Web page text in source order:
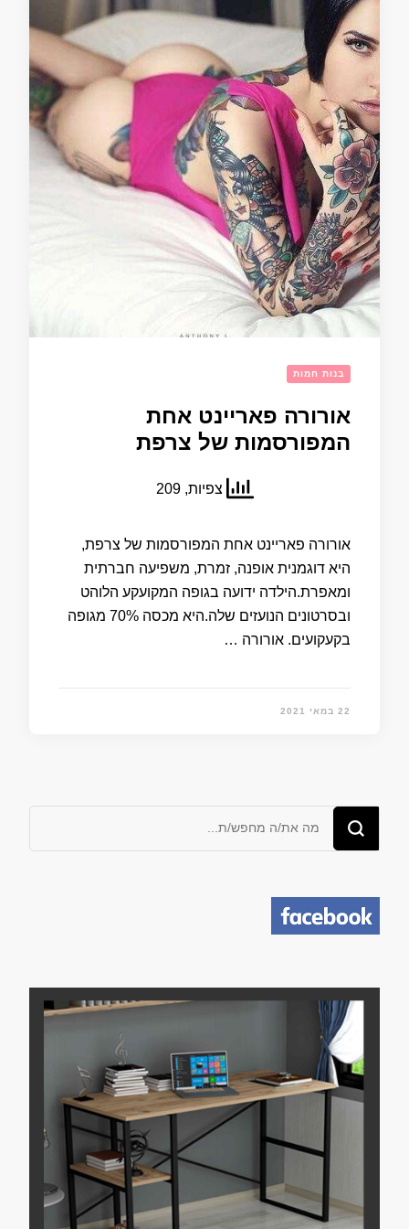
בנות חמות
אורורה פאריינט אחת
המפורסמות של צרפת
צפיות, 209
אורורה פאריינט אחת המפורסמות של צרפת,
היא דוגמנית אופנה, זמרת, משפיעה חברתית
ומאפרת.הילדה ידועה בגופה המקועקע הלוהט
ובסרטונים הנועזים שלה.היא מכסה 70% מגופה
בקעקועים. אורורה …
22 במאי 2021
מחפש/ת
משהו?